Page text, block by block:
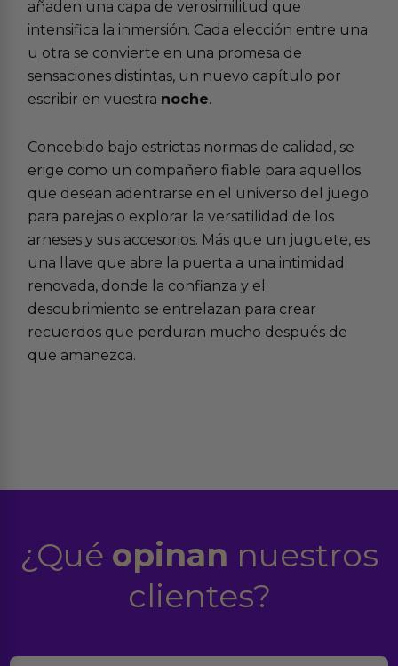
añaden una capa de verosimilitud que
intensifica la inmersión. Cada elección entre una
u otra se convierte en una promesa de
sensaciones distintas, un nuevo capítulo por
escribir en vuestra noche.
Concebido bajo estrictas normas de calidad, se
erige como un compañero fiable para aquellos
que desean adentrarse en el universo del juego
para parejas o explorar la versatilidad de los
arneses y sus accesorios. Más que un juguete, es
una llave que abre la puerta a una intimidad
renovada, donde la confianza y el
descubrimiento se entrelazan para crear
recuerdos que perduran mucho después de
que amanezca.
¿Qué opinan nuestros
clientes?